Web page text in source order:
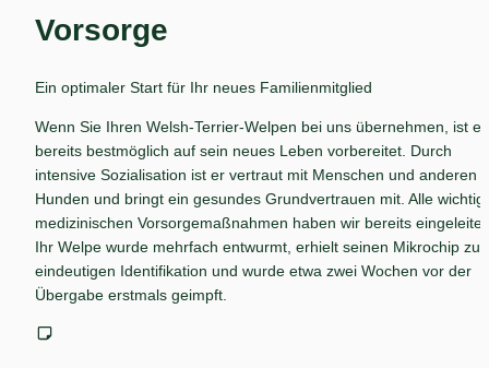
Vorsorge
Ein optimaler Start für Ihr neues Familienmitglied
Wenn Sie Ihren Welsh-Terrier-Welpen bei uns übernehmen, ist er
bereits bestmöglich auf sein neues Leben vorbereitet. Durch
intensive Sozialisation ist er vertraut mit Menschen und anderen
Hunden und bringt ein gesundes Grundvertrauen mit. Alle
medizinischen Vorsorgemaßnahmen haben wir bereits
Ihr Welpe wurde mehrfach entwurmt, erhielt seinen Mikrochip zur
eindeutigen Identifikation und wurde etwa zwei Wochen vor der
Übergabe erstmals geimpft.